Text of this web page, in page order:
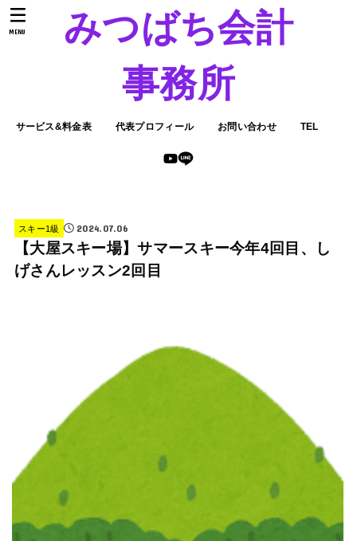
みつばち会計
事務所
サービス&料金表 代表プロフィール お問い合わせ TEL
MENU
スキー1級 2024.07.06
【大屋スキー場】サマースキー今年4回目、し
げさんレッスン2回目